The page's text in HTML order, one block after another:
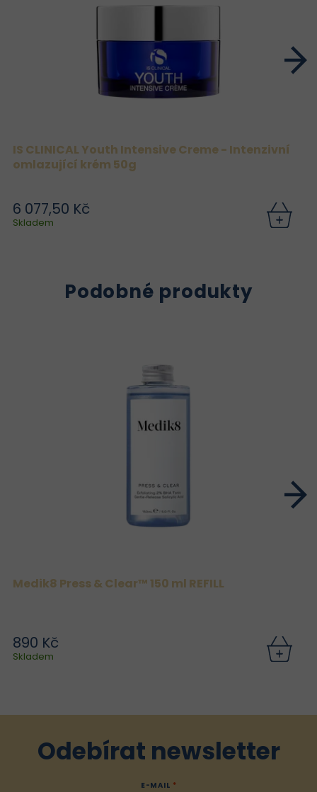
IS CLINICAL Youth Intensive Creme - Intenzivní
omlazující krém 50g
6 077,50 Kč
Skladem
Podobné produkty
Medik8 Press & Clear™ 150 ml REFILL
890 Kč
Skladem
Odebírat newsletter
E-MAIL